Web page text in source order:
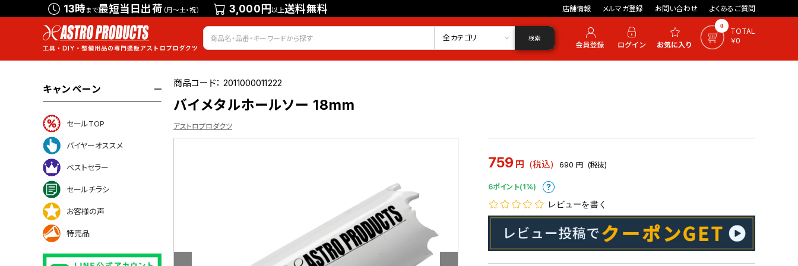
13時まで最短当日出荷 （月～土・祝） 3,000円以上送料無料 店舗情報 メルマガ登録 お問い合わせ よくあるご質問
会員登録 ログイン お気に入り 0
TOTAL
￥0
全カテゴリ 検索
キャンペーン
セールTOP
バイヤーオススメ
ベストセラー
セールチラシ
お客様の声
特売品
商品コード：2011000011222
バイメタルホールソー 18mm
アストロプロダクツ
759 円 (税込) 690 円 (税抜)
6ポイント(1%)
レビューを書く